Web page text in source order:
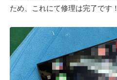
ため、これにて修理は完了です！